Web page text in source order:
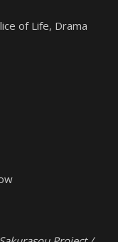
of Life, Drama